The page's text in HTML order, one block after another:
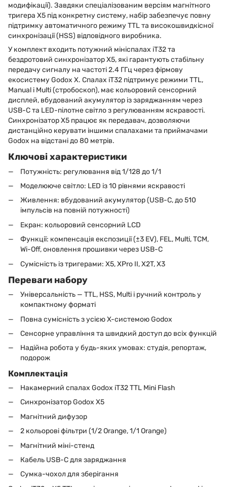
модифікації). Завдяки спеціалізованим версіям магнітного
тригера X5 під конкретну систему, набір забезпечує повну
підтримку автоматичного режиму TTL та високошвидкісної
синхронізації (HSS) відповідного виробника.
У комплект входить потужний мініспалах iT32 та
бездротовий синхронізатор X5, які гарантують стабільну
передачу сигналу на частоті 2.4 ГГц через фірмову
екосистему Godox X. Спалах iT32 підтримує режими TTL,
Manual і Multi (стробоскоп), має кольоровий сенсорний
дисплей, вбудований акумулятор із заряджанням через
USB-C та LED-пілотне світло з регулюванням яскравості.
Синхронізатор X5 працює як передавач, дозволяючи
дистанційно керувати іншими спалахами та приймачами
Godox на відстані до 80 метрів.
Ключові характеристики
Потужність: регулювання від 1/128 до 1/1
Моделююче світло: LED із 10 рівнями яскравості
Живлення: вбудований акумулятор (USB-C, до 510
імпульсів на повній потужності)
Екран: кольоровий сенсорний LCD
Функції: компенсація експозиції (±3 EV), FEL, Multi, TCM,
Wi-Off, оновлення прошивки через USB-C
Сумісність із тригерами: X5, XPro II, X2T, X3
Переваги набору
Універсальність — TTL, HSS, Multi і ручний контроль у
компактному форматі
Повна сумісність з усією X-системою Godox
Сенсорне управління та швидкий доступ до всіх функцій
Надійна робота у будь-яких умовах: студія, репортаж,
подорож
Комплектація
Накамерний спалах Godox iT32 TTL Mini Flash
Синхронізатор Godox X5
Магнітний дифузор
2 кольорові фільтри (1/2 Orange, 1/1 Orange)
Магнітний міні-стенд
Кабель USB-C для заряджання
Сумка-чохол для зберігання